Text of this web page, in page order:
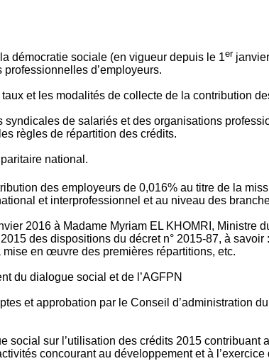
démocratie sociale (en vigueur depuis le 1er
d’employeurs.
et les modalités de collecte de la contribution
de salariés et des organisations
règles de répartition des crédits.
national.
des employeurs de 0,016% au titre de la
et interprofessionnel et au niveau des
2016 à Madame Myriam EL KHOMRI, Ministre
des dispositions du décret n° 2015-87, à
en œuvre des premières répartitions, etc.
du dialogue social et de l’AGFPN
et approbation par le Conseil d’administration
social sur l’utilisation des crédits 2015
concourant au développement et à l’exercice